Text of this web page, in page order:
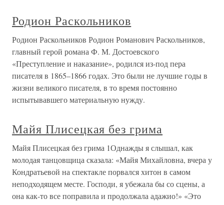
Родион Раскольников
Родион Раскольников Родион Романович Раскольников,
главный герой романа Ф. М. Достоевского
«Преступление и наказание», родился из-под пера
писателя в 1865–1866 годах. Это были не лучшие годы в
жизни великого писателя, в то время постоянно
испытывавшего материальную нужду.
Майя Плисецкая без грима
Майя Плисецкая без грима 1Однажды я слышал, как
молодая танцовщица сказала: «Майя Михайловна, вчера у
Кондратьевой на спектакле порвался хитон в самом
неподходящем месте. Господи, я убежала бы со сцены, а
она как-то все поправила и продолжала адажио!» «Это